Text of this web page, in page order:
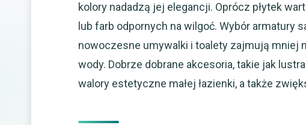
kolory nadadzą jej elegancji. Oprócz płytek
lub farb odpornych na wilgoć. Wybór armatury
nowoczesne umywalki i toalety zajmują
wody. Dobrze dobrane akcesoria, takie jak
walory estetyczne małej łazienki, a także